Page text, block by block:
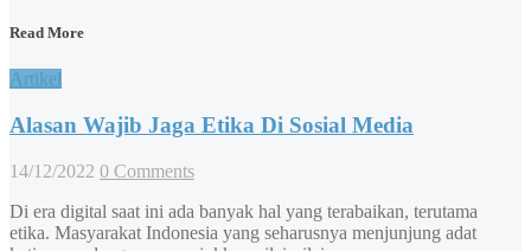
Read More
Artikel
Alasan Wajib Jaga Etika Di Sosial Media
14/12/2022 0 Comments
Di era digital saat ini ada banyak hal yang terabaikan, terutama
etika. Masyarakat Indonesia yang seharusnya menjunjung adat